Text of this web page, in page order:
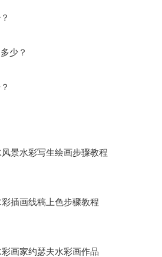
少？
景水彩写生绘画步骤教程
插画线稿上色步骤教程
画家约瑟夫水彩画作品